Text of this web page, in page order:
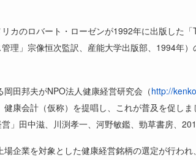
カのロバート・ローゼンが1992年に出版した「
理」宗像恒次監訳、産能大学出版部、 1994年）
岡田邦夫がNPO法人健康経営研究会（http://
康会計（仮称）を提唱し、これが普及を促し
」田中滋、川渕孝一、河野敏鑑、勁草書房、
企業を対象とした健康経営銘柄の選定が行わ